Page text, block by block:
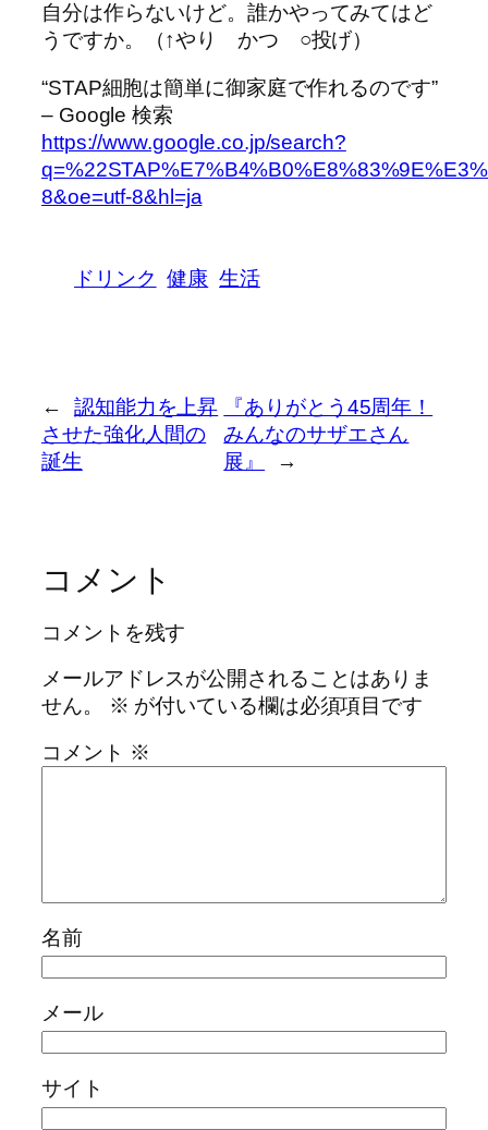
自分は作らないけど。誰かやってみてはど
うですか。（↑やり かつ ○投げ）
“STAP細胞は簡単に御家庭で作れるのです”
– Google 検索
https://www.google.co.jp/search?
8&oe=utf-8&hl=ja
ドリンク 健康 生活
←
認知能力を上昇
させた強化人間の
誕生
『ありがとう45周年！
みんなのサザエさん
展』
→
コメント
コメントを残す
メールアドレスが公開されることはありま
せん。
※ が付いている欄は必須項目です
コメント ※
名前
メール
サイト